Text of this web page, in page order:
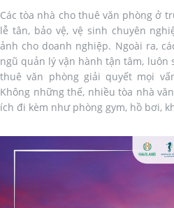
Các tòa nhà cho thuê văn phòng ở
lễ tân, bảo vệ, vệ sinh chuyên
ảnh cho doanh nghiệp. Ngoài ra,
ngũ quản lý vận hành tận tâm, luôn
thuê văn phòng giải quyết mọi
Không những thế, nhiều tòa nhà
ích đi kèm như phòng gym, hồ bơi,